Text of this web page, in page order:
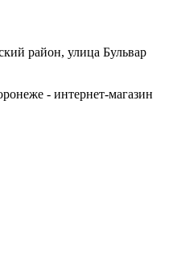
район, улица Бульвар
- интернет-магазин